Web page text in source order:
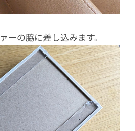
ーの脇に差し込みます。